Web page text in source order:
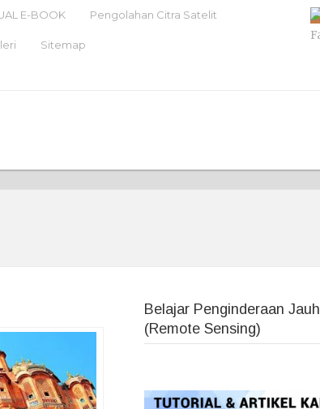
E-BOOK Pengolahan Citra Satelit
Sitemap
Belajar Penginderaan Jauh
(Remote Sensing)